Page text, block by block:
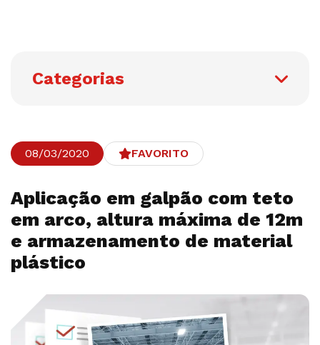
08/03/2020 FAVORITO
Aplicação em galpão com teto
em arco, altura máxima de 12m
e armazenamento de material
plástico
Categorias